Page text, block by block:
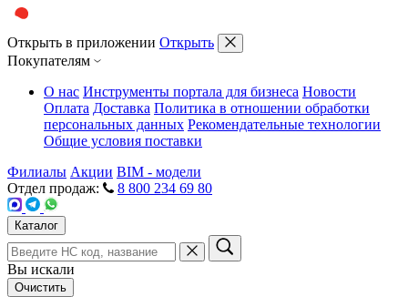
Открыть в приложении Открыть
Покупателям
О нас Инструменты портала для бизнеса Новости
Оплата Доставка Политика в отношении обработки
персональных данных Рекомендательные технологии
Общие условия поставки
Филиалы Акции BIM - модели
Отдел продаж:
8 800 234 69 80
Каталог
Вы искали
Очистить